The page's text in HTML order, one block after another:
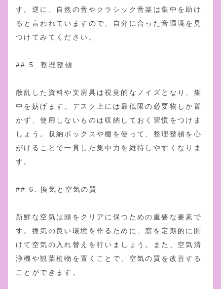
す。逆に、自然の音やクラシック音楽は集中を助け
ると言われていますので、自分に合った音環境を見
つけてみてください。
## 5. 整理整頓
散乱した資料や文房具は視覚的なノイズとなり、集
中を妨げます。デスク上には最低限の必要物しか置
かず、使用しないものは収納しておく習慣をつけま
しょう。収納ボックスや棚を使って、整理整頓を心
がけることで一貫した集中力を維持しやすくなりま
す。
## 6. 換気と空気の質
新鮮な空気は頭をクリアに保つための重要な要素で
す。換気の良い環境を作るために、窓を定期的に開
けて空気の入れ替えを行いましょう。また、空気清
浄機や観葉植物を置くことで、空気の質を改善する
ことができます。